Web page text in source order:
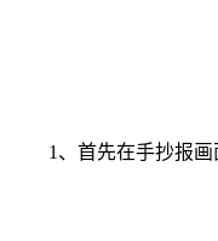
1、首先在手抄报画面